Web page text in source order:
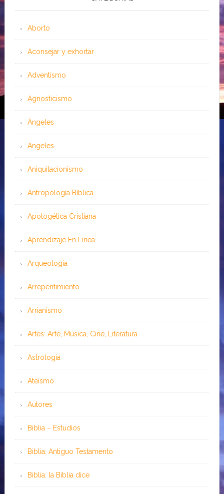
Aborto
Aconsejar y exhortar
Adventismo
Agnosticismo
Ángeles
Angeles
Aniquilacionismo
Antropología Bíblica
Apologética Cristiana
Aprendizaje En Línea
Arqueología
Arrepentimiento
Arrianismo
Artes: Arte, Música, Cine, Literatura
Astrología
Ateísmo
Autores
Biblia – Estudios
Biblia: Antiguo Testamento
Biblia: la Biblia dice